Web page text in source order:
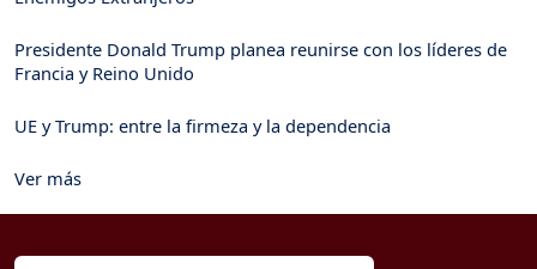
Presidente Donald Trump planea reunirse con los líderes de
Francia y Reino Unido
UE y Trump: entre la firmeza y la dependencia
Ver más